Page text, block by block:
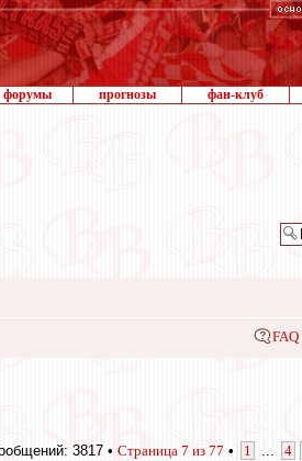
форумы прогнозы фан-клуб
FAQ
3817 • Страница 7 из 77 • 1 4